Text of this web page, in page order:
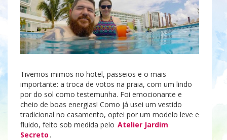
Tivemos mimos no hotel, passeios e o mais
importante: a troca de votos na praia, com um lindo
por do sol como testemunha. Foi emocionante e
cheio de boas energias! Como já usei um vestido
tradicional no casamento, optei por um modelo leve e
fluido, feito sob medida pelo Atelier Jardim
Secreto .